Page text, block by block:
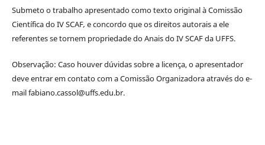
Submeto o trabalho apresentado como texto original à Comissão
Científica do IV SCAF, e concordo que os direitos autorais a ele
referentes se tornem propriedade do Anais do IV SCAF da UFFS.
Observação: Caso houver dúvidas sobre a licença, o apresentador
deve entrar em contato com a Comissão Organizadora através do e-
mail fabiano.cassol@uffs.edu.br.